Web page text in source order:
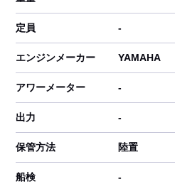
定員 -
エンジンメーカー YAMAHA
アワーメーター -
出力 -
保管方法 陸置
船検 -